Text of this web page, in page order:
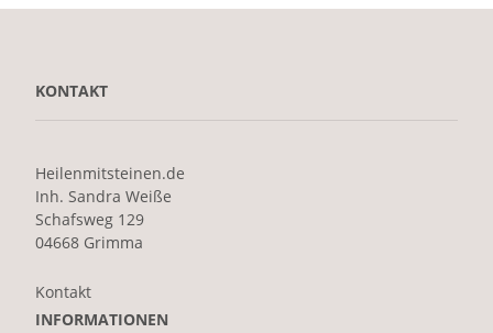
KONTAKT
Heilenmitsteinen.de
Inh. Sandra Weiße
Schafsweg 129
04668 Grimma
Kontakt
INFORMATIONEN